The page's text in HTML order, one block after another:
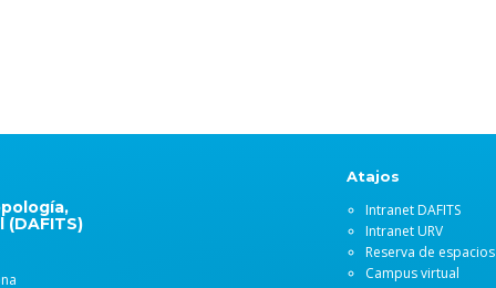
(DAFITS)
Atajos
Intranet DAFITS
Intranet URV
Reserva de espacios
Campus virtual